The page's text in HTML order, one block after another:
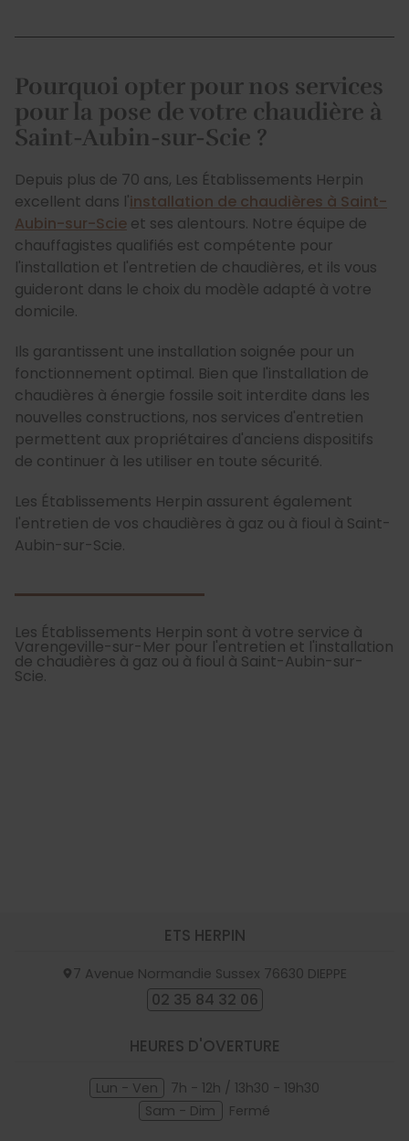
Pourquoi opter pour nos services
pour la pose de votre chaudière à
Saint-Aubin-sur-Scie ?
Depuis plus de 70 ans, Les Établissements Herpin
excellent dans l'installation de chaudières à Saint-
Aubin-sur-Scie et ses alentours. Notre équipe de
chauffagistes qualifiés est compétente pour
l'installation et l'entretien de chaudières, et ils vous
guideront dans le choix du modèle adapté à votre
domicile.
Ils garantissent une installation soignée pour un
fonctionnement optimal. Bien que l'installation de
chaudières à énergie fossile soit interdite dans les
nouvelles constructions, nos services d'entretien
permettent aux propriétaires d'anciens dispositifs
de continuer à les utiliser en toute sécurité.
Les Établissements Herpin assurent également
l'entretien de vos chaudières à gaz ou à fioul à Saint-
Aubin-sur-Scie.
Les Établissements Herpin sont à votre service à
Varengeville-sur-Mer pour l'entretien et l'installation
de chaudières à gaz ou à fioul à Saint-Aubin-sur-
Scie.
ETS HERPIN
7 Avenue Normandie Sussex 76630 DIEPPE
02 35 84 32 06
HEURES D'OVERTURE
Lun - Ven
7h - 12h / 13h30 - 19h30
Sam - Dim
Fermé